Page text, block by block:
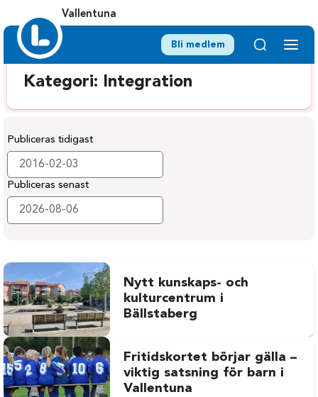
Vallentuna
Bli medlem
Kategori: Integration
Publiceras tidigast
Publiceras senast
Nytt kunskaps- och
kulturcentrum i
Bällstaberg
Fritidskortet börjar gälla –
viktig satsning för barn i
Vallentuna